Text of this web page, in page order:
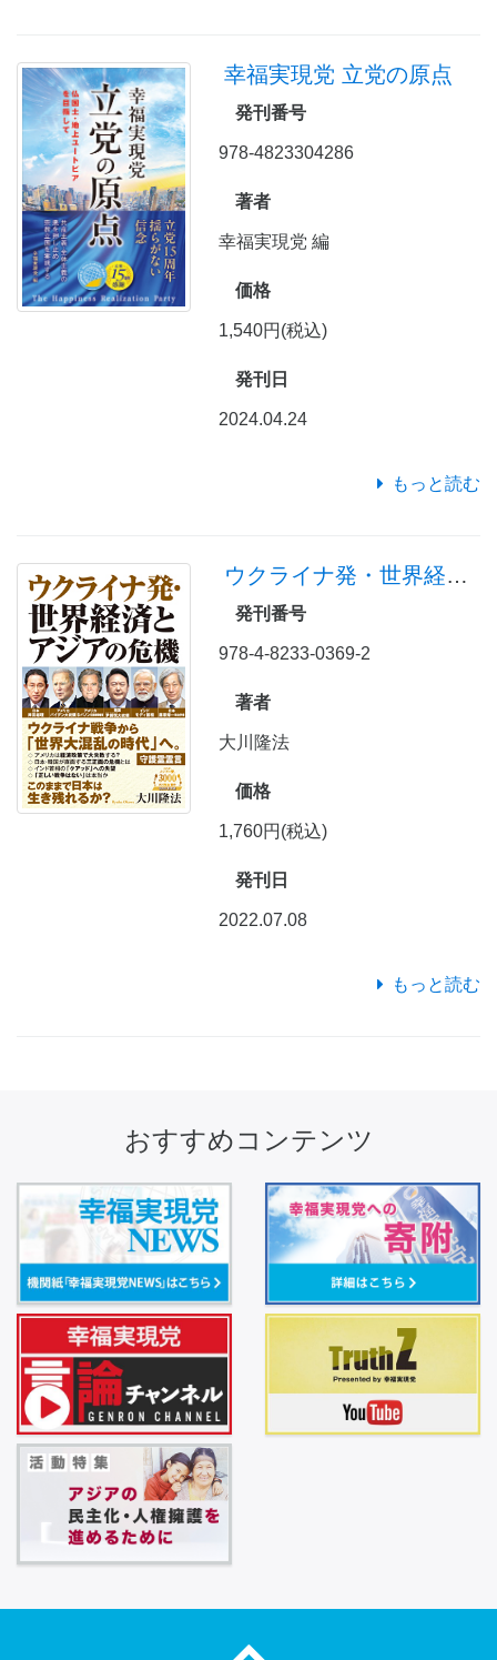
幸福実現党 立党の原点
発刊番号
978-4823304286
著者
幸福実現党 編
価格
1,540円(税込)
発刊日
2024.04.24
もっと読む
ウクライナ発・世界経済とアジアの危機
発刊番号
978-4-8233-0369-2
著者
大川隆法
価格
1,760円(税込)
発刊日
2022.07.08
もっと読む
おすすめコンテンツ